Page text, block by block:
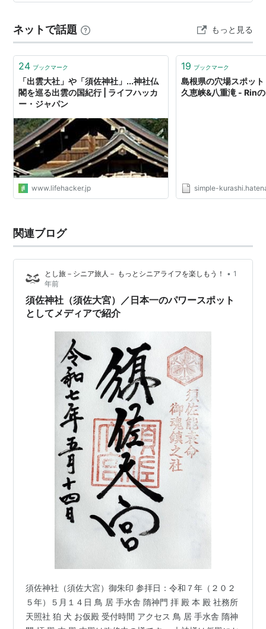
在来種の蕎麦の実を、隣にある水車小屋でひいて製粉
ゃないでしょう！！！ 限定○○食のようなので開店前か
ら…
ネットで話題 もっと見る
24 ブックマーク
「出雲大社」や「須佐神社」...神社仏
閣を巡る出雲の国紀行 | ライフハッカ
ー・ジャパン
www.lifehacker.jp
19 ブックマーク
島根県の穴場スポッ
久恵峡&八重滝 - Rin
simple-
関連ブログ
とし旅－シニア旅人－ もっとシニアライフを楽しもう！ • 1
年前
須佐神社（須佐大宮）／日本一のパワースポット
としてメディアで紹介
須佐神社（須佐大宮）御朱印 参拝日：令和７年（２０２
５年）５月１４日 鳥 居 手水舎 隋神門 拝 殿 本 殿 社務所
天照社 狛 犬 お仮殿 受付時間 アクセス 鳥 居 手水舎 隋神